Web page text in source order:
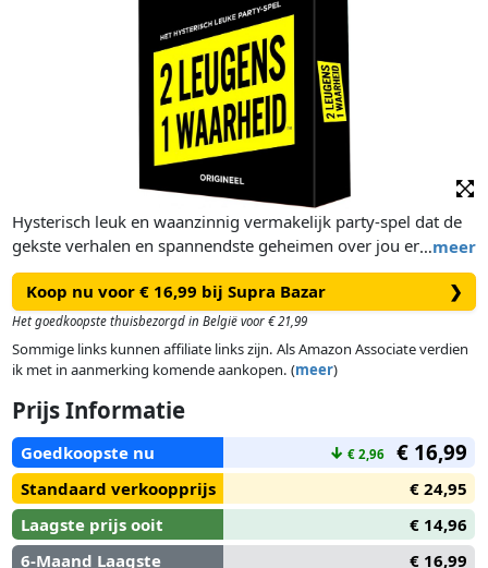
…meer
Hysterisch leuk en waanzinnig vermakelijk party-spel dat de
gekste verhalen en spannendste geheimen over jou en je
vrienden naar boven haalt. Het spel bevat meer dan 400
grappige, beschamende, en onverwachte bekentenissen. Een
super plezante manier om oude en nieuwe vrienden beter te
leren kennen, een ideale party starter en een origineel cadeau
en sublieme sfeerschepper voor wie op een feestje of diner
Koop nu voor € 16,99 bij Supra Bazar ❯
Het goedkoopste thuisbezorgd in België voor € 21,99
Sommige links kunnen affiliate links zijn. Als Amazon Associate verdien
ik met in aanmerking komende aankopen. (meer)
Prijs Informatie
Goedkoopste nu ↓ € 2,96 € 16,99
Standaard verkoopprijs
€ 24,95
Laagste prijs ooit
€ 14,96
6-Maand Laagste
€ 16,99